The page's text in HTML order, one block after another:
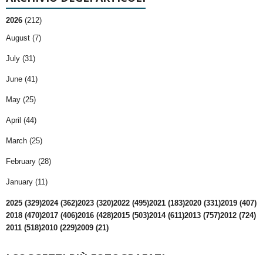
2026 (212)
August (7)
July (31)
June (41)
May (25)
April (44)
March (25)
February (28)
January (11)
2025 (329)2024 (362)2023 (320)2022 (495)2021 (183)2020 (331)2019 (407)
2018 (470)2017 (406)2016 (428)2015 (503)2014 (611)2013 (757)2012 (724)
2011 (518)2010 (229)2009 (21)